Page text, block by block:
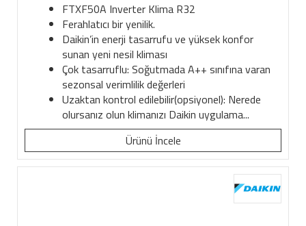
FTXF50A Inverter Klima R32
Ferahlatıcı bir yenilik.
Daikin’in enerji tasarrufu ve yüksek konfor
sunan yeni nesil kliması
Çok tasarruflu: Soğutmada A++ sınıfına varan
sezonsal verimlilik değerleri
Uzaktan kontrol edilebilir(opsiyonel): Nerede
olursanız olun klimanızı Daikin uygulama...
Ürünü İncele